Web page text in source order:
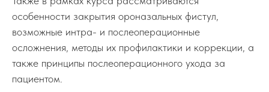
особенности закрытия ороназальных фистул,
возможные интра- и послеоперационные
осложнения, методы их профилактики и коррекции, а
также принципы послеоперационного ухода за
пациентом.